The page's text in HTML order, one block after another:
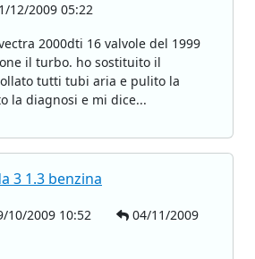
12/2009 05:22
2000dti 16 valvole del 1999
il turbo. ho sostituito il
tutti tubi aria e pulito la
la diagnosi e mi dice...
3 1.3 benzina
10/2009 10:52
04/11/2009